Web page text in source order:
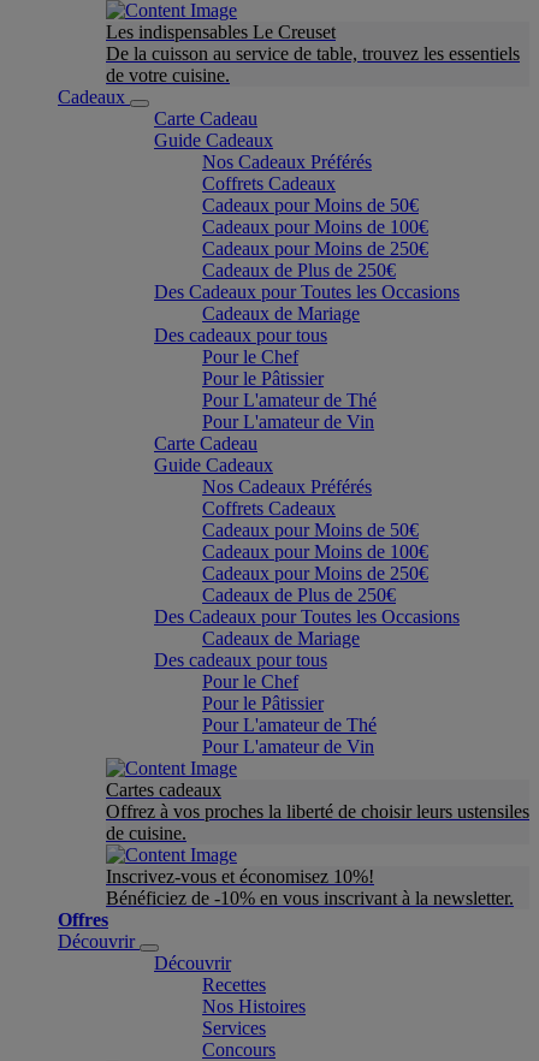
Les indispensables Le Creuset
De la cuisson au service de table, trouvez les essentiels
de votre cuisine.
Cadeaux
Carte Cadeau
Guide Cadeaux
Nos Cadeaux Préférés
Coffrets Cadeaux
Cadeaux pour Moins de 50€
Cadeaux pour Moins de 100€
Cadeaux pour Moins de 250€
Cadeaux de Plus de 250€
Des Cadeaux pour Toutes les Occasions
Cadeaux de Mariage
Des cadeaux pour tous
Pour le Chef
Pour le Pâtissier
Pour L'amateur de Thé
Pour L'amateur de Vin
Carte Cadeau
Guide Cadeaux
Nos Cadeaux Préférés
Coffrets Cadeaux
Cadeaux pour Moins de 50€
Cadeaux pour Moins de 100€
Cadeaux pour Moins de 250€
Cadeaux de Plus de 250€
Des Cadeaux pour Toutes les Occasions
Cadeaux de Mariage
Des cadeaux pour tous
Pour le Chef
Pour le Pâtissier
Pour L'amateur de Thé
Pour L'amateur de Vin
Cartes cadeaux
Offrez à vos proches la liberté de choisir leurs ustensiles
de cuisine.
Inscrivez-vous et économisez 10%!
Bénéficiez de -10% en vous inscrivant à la newsletter.
Offres
Découvrir
Découvrir
Recettes
Nos Histoires
Services
Concours